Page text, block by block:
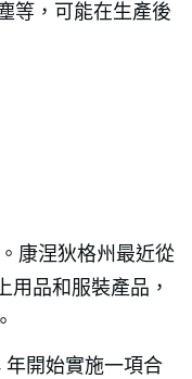
等，可能在生產後
康涅狄格州最近從
用品和服裝產品，
開始實施一項合